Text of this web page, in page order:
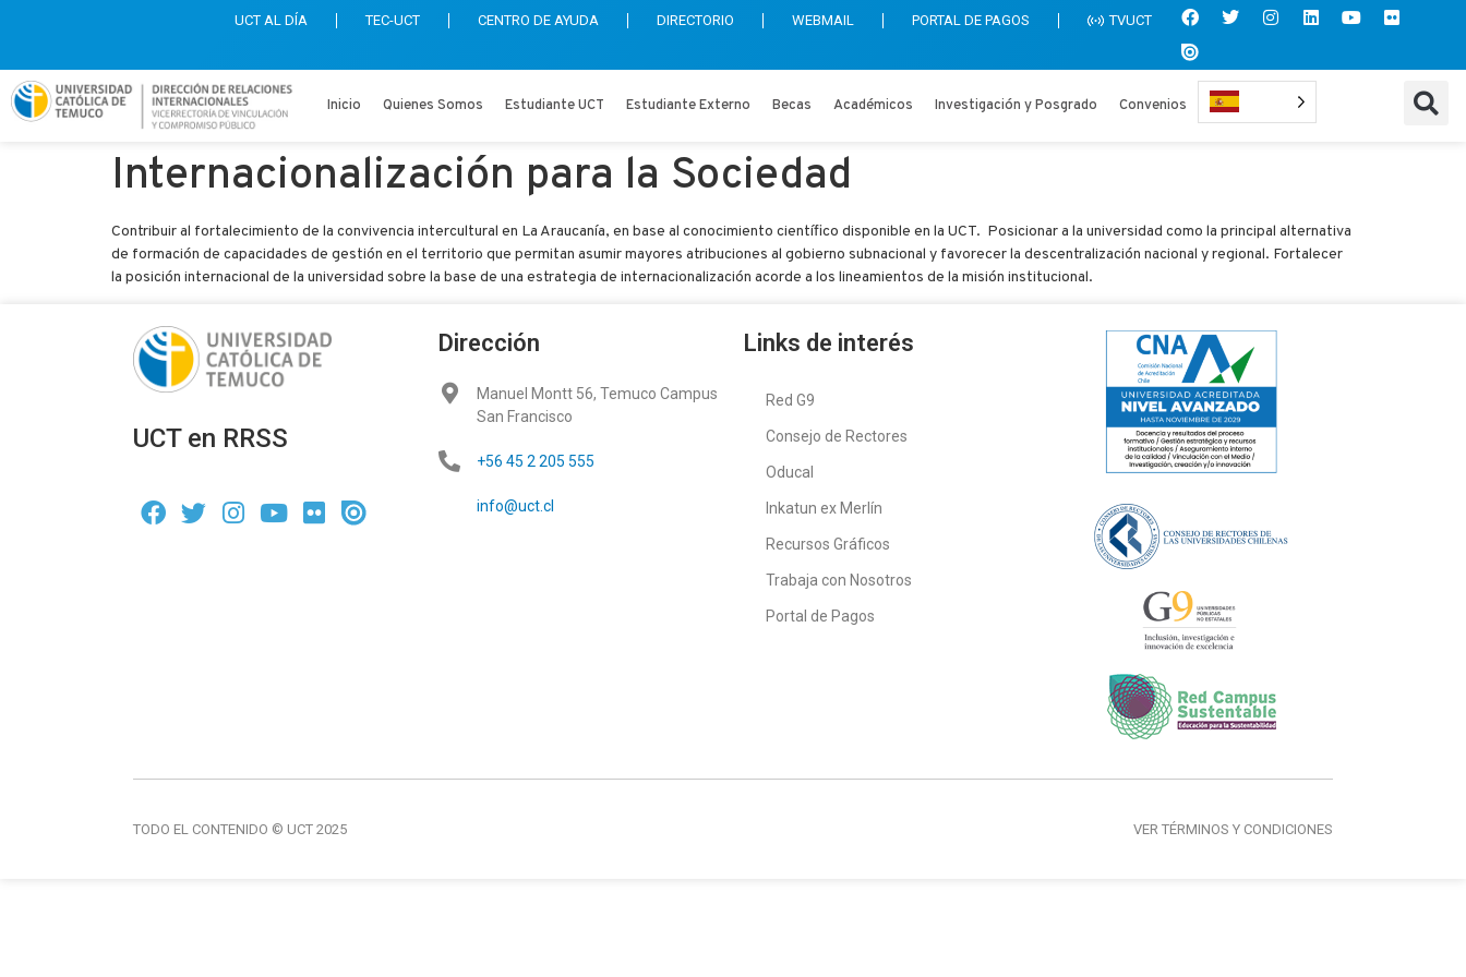
UCT AL DÍA TEC-UCT CENTRO DE AYUDA DIRECTORIO WEBMAIL PORTAL DE PAGOS TVUCT
Inicio Quienes Somos Estudiante UCT Estudiante Externo Becas Académicos Investigación y Posgrado Convenios
Internacionalización para la Sociedad
Contribuir al fortalecimiento de la convivencia intercultural en La Araucanía, en base al conocimiento científico disponible en la UCT. Posicionar a la universidad como la principal alternativa
de formación de capacidades de gestión en el territorio que permitan asumir mayores atribuciones al gobierno subnacional y favorecer la descentralización nacional y regional. Fortalecer
la posición internacional de la universidad sobre la base de una estrategia de internacionalización acorde a los lineamientos de la misión institucional.
UCT en RRSS
Dirección
Manuel Montt 56, Temuco Campus
San Francisco
+56 45 2 205 555
info@uct.cl
Links de interés
Red G9
Consejo de Rectores
Oducal
Inkatun ex Merlín
Recursos Gráficos
Trabaja con Nosotros
Portal de Pagos
TODO EL CONTENIDO © UCT 2025 VER TÉRMINOS Y CONDICIONES